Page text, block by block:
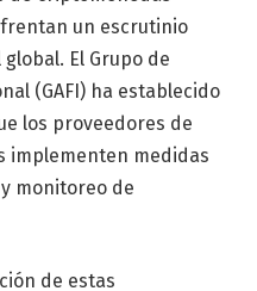
un escrutinio
El Grupo de
(GAFI) ha establecido
los proveedores de
implementen medidas
monitoreo de
de estas